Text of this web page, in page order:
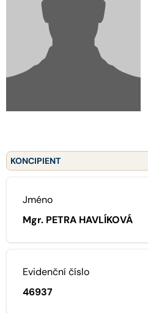
KONTAKT
KONCIPIENT
Jméno
Mgr. PETRA HAVLÍKOVÁ
Evidenční číslo
46937